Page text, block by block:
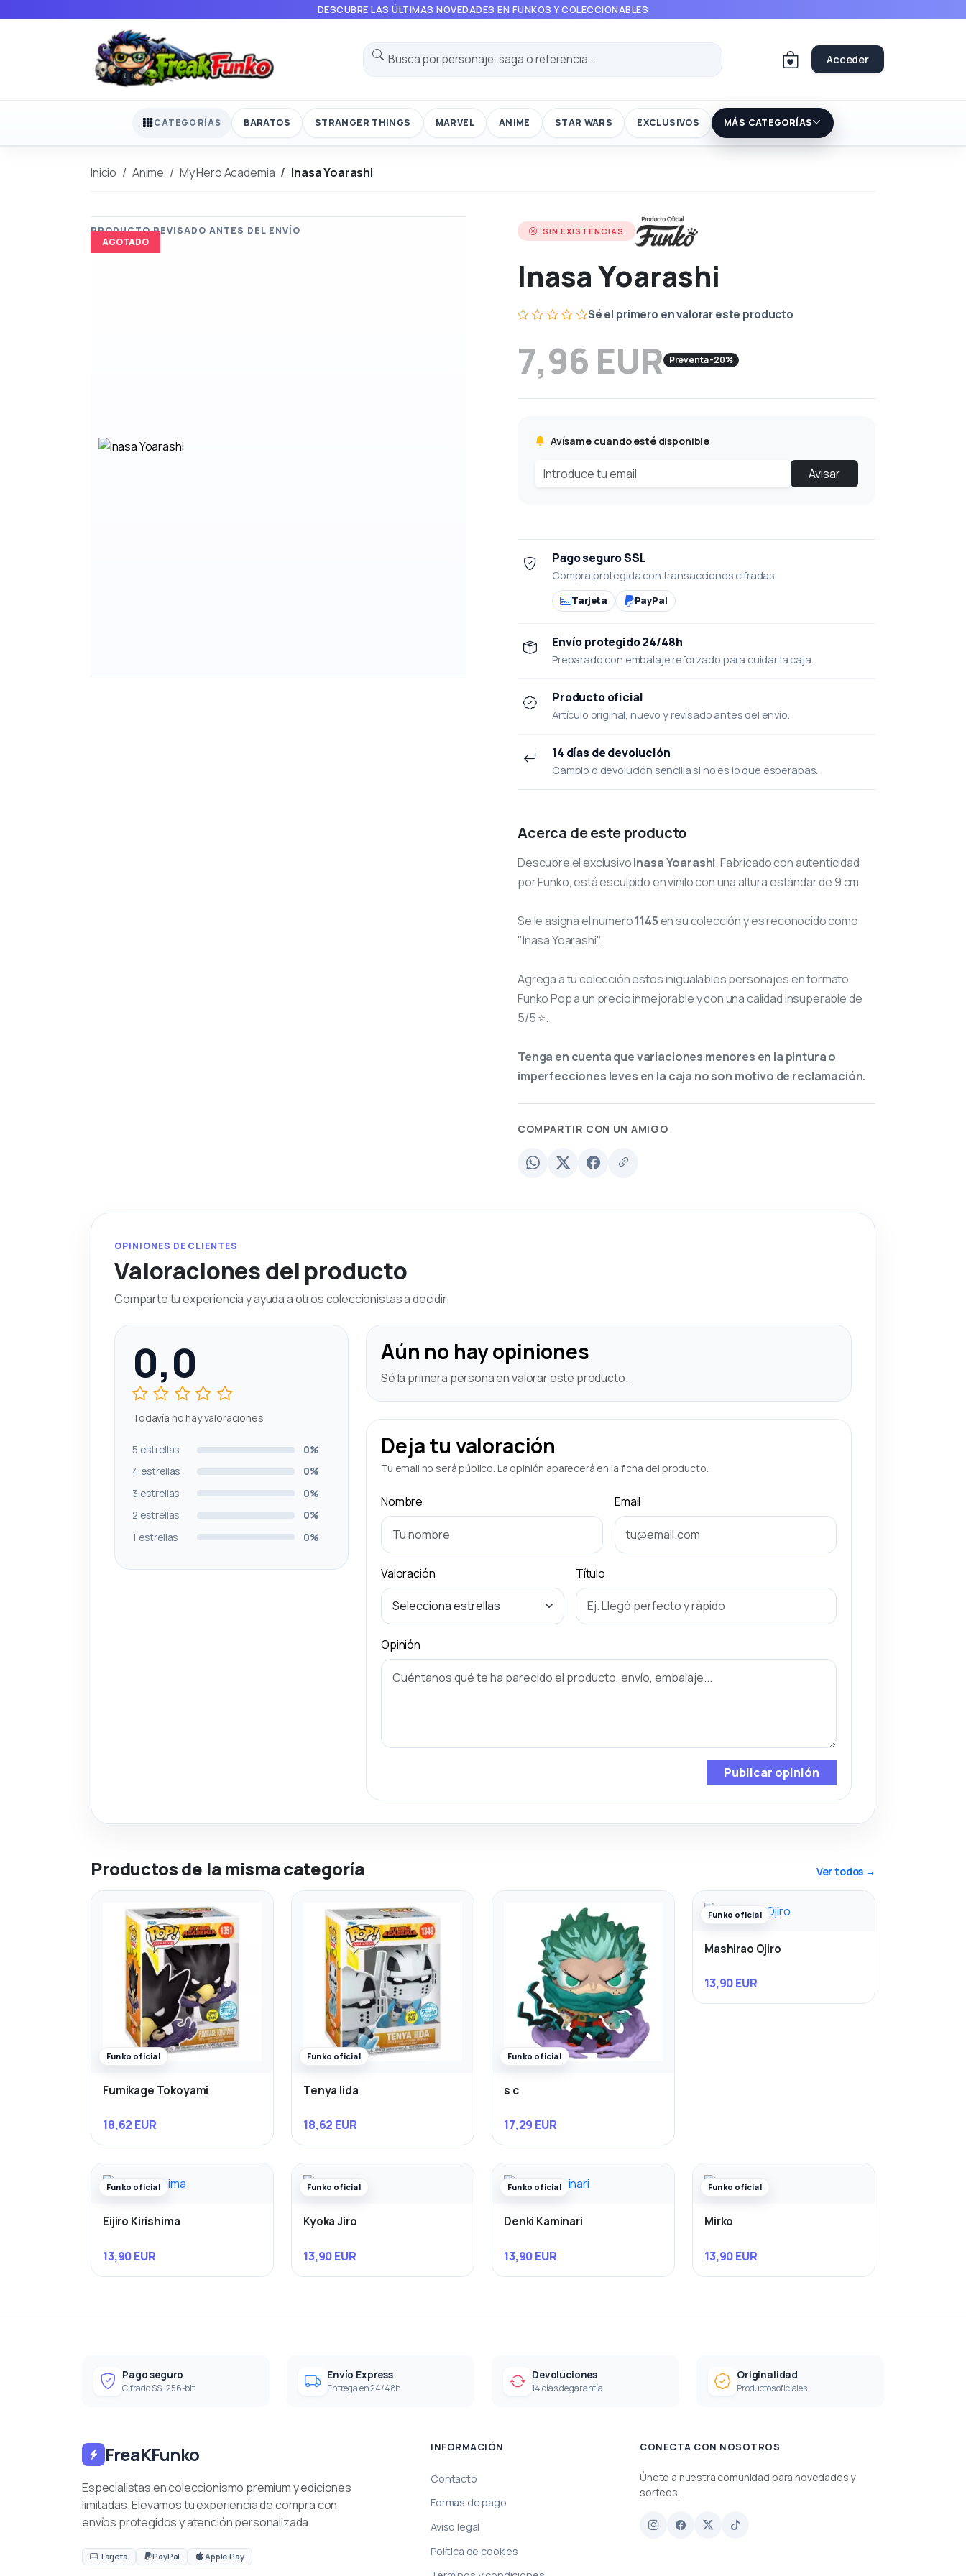
DESCUBRE LAS ÚLTIMAS NOVEDADES EN FUNKOS Y COLECCIONABLES
Acceder
CATEGORÍAS BARATOS STRANGER THINGS MARVEL ANIME STAR WARS EXCLUSIVOS MÁS CATEGORÍAS
Inicio Anime My Hero Academia Inasa Yoarashi
AGOTADO
SIN EXISTENCIAS
Inasa Yoarashi
Sé el primero en valorar este producto
7,96 EUR Preventa -20%
Avísame cuando esté disponible
Avisar
Pago seguro SSL
Compra protegida con transacciones cifradas.
Tarjeta PayPal
Envío protegido 24/48h
Preparado con embalaje reforzado para cuidar la caja.
Producto oficial
Artículo original, nuevo y revisado antes del envío.
14 días de devolución
Cambio o devolución sencilla si no es lo que esperabas.
Acerca de este producto
Descubre el exclusivoInasa Yoarashi. Fabricado con autenticidad
por Funko, está esculpido en vinilo con una altura estándar de 9 cm.
Se le asigna el número1145en su colección y es reconocido como
"Inasa Yoarashi".
Agrega a tu colección estos inigualables personajes en formato
Funko Pop a un precio inmejorable y con una calidad insuperable de
5/5 ⭐.
Tenga en cuenta que variaciones menores en la pintura o
imperfecciones leves en la caja no son motivo de reclamación.
COMPARTIR CON UN AMIGO
OPINIONES DE CLIENTES
Valoraciones del producto
Comparte tu experiencia y ayuda a otros coleccionistas a decidir.
0,0
Todavía no hay valoraciones
5 estrellas
0%
4 estrellas
0%
3 estrellas
0%
2 estrellas
0%
1 estrellas
0%
Aún no hay opiniones
Sé la primera persona en valorar este producto.
Deja tu valoración
Tu email no será público. La opinión aparecerá en la ficha del producto.
Nombre Email
Valoración Título
Opinión
Publicar opinión
Productos de la misma categoría Ver todos →
Funko oficial
Fumikage Tokoyami
18,62 EUR
Funko oficial
Tenya Iida
18,62 EUR
Funko oficial
s c
17,29 EUR
Funko oficial
Mashirao Ojiro
13,90 EUR
Funko oficial
Eijiro Kirishima
13,90 EUR
Funko oficial
Kyoka Jiro
13,90 EUR
Funko oficial
Denki Kaminari
13,90 EUR
Funko oficial
Mirko
13,90 EUR
Pago seguro
Cifrado SSL 256-bit
Envío Express
Entrega en 24/48h
Devoluciones
14 días de garantía
Originalidad
Productos oficiales
FreaKFunko
Especialistas en coleccionismo premium y ediciones
limitadas. Elevamos tu experiencia de compra con
envíos protegidos y atención personalizada.
Tarjeta PayPal Apple Pay
INFORMACIÓN
Contacto
Formas de pago
Aviso legal
Política de cookies
CONECTA CON NOSOTROS
Únete a nuestra comunidad para novedades y
sorteos.